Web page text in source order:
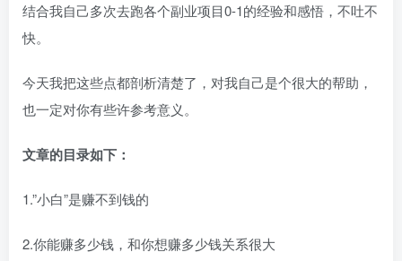
结合我自己多次去跑各个副业项目0-1的经验和感悟，不吐不
快。​
今天我把这些点都剖析清楚了，对我自己是个很大的帮助，
也一定对你有些许参考意义。​
文章的目录如下：
1.”小白”是赚不到钱的​
2.你能赚多少钱，和你想赚多少钱关系很大​